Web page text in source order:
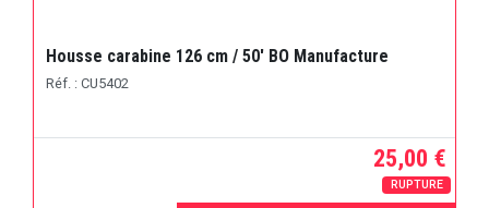
Housse carabine 126 cm / 50' BO Manufacture
Réf. : CU5402
25,00 €
RUPTURE